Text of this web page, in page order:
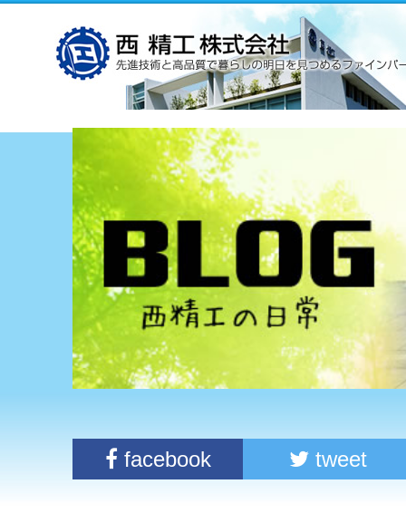
facebook tweet